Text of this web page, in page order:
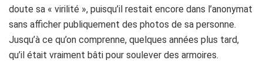
doute sa « virilité », puisqu’il restait encore dans l’anonymat
sans afficher publiquement des photos de sa personne.
Jusqu’à ce qu’on comprenne, quelques années plus tard,
qu’il était vraiment bâti pour soulever des armoires.